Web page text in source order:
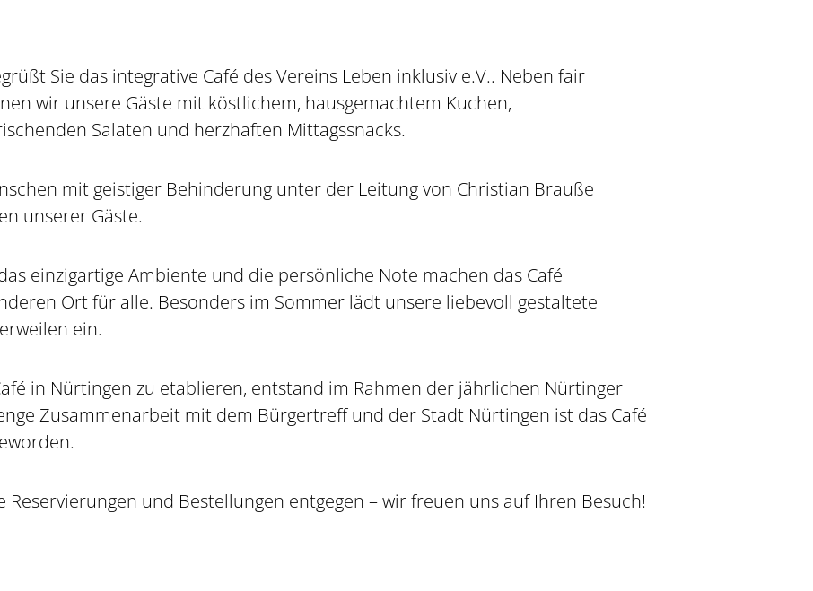
Sie das integrative Café des Vereins Leben inklusiv e.V.. Neben fair
wir unsere Gäste mit köstlichem, hausgemachtem Kuchen,
Salaten und herzhaften Mittagssnacks.
mit geistiger Behinderung unter der Leitung von Christian Brauße
unserer Gäste.
einzigartige Ambiente und die persönliche Note machen das Café
Ort für alle. Besonders im Sommer lädt unsere liebevoll gestaltete
ein.
in Nürtingen zu etablieren, entstand im Rahmen der jährlichen Nürtinger
Zusammenarbeit mit dem Bürgertreff und der Stadt Nürtingen ist das Café
und Bestellungen entgegen – wir freuen uns auf Ihren Besuch!